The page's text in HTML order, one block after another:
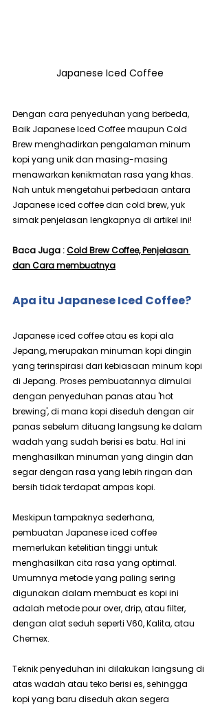
Japanese Iced Coffee
Dengan cara penyeduhan yang berbeda,
Baik Japanese Iced Coffee maupun Cold
Brew menghadirkan pengalaman minum
kopi yang unik dan masing-masing
menawarkan kenikmatan rasa yang khas.
Nah untuk mengetahui perbedaan antara
Japanese iced coffee dan cold brew, yuk
simak penjelasan lengkapnya di artikel ini!
Baca Juga : Cold Brew Coffee, Penjelasan
dan Cara membuatnya
Apa itu Japanese Iced Coffee?
Japanese iced coffee atau es kopi ala
Jepang, merupakan minuman kopi dingin
yang terinspirasi dari kebiasaan minum kopi
di Jepang. Proses pembuatannya dimulai
dengan penyeduhan panas atau 'hot
brewing', di mana kopi diseduh dengan air
panas sebelum dituang langsung ke dalam
wadah yang sudah berisi es batu. Hal ini
menghasilkan minuman yang dingin dan
segar dengan rasa yang lebih ringan dan
bersih tidak terdapat ampas kopi.
Meskipun tampaknya sederhana,
pembuatan Japanese iced coffee
memerlukan ketelitian tinggi untuk
menghasilkan cita rasa yang optimal.
Umumnya metode yang paling sering
digunakan dalam membuat es kopi ini
adalah metode pour over, drip, atau filter,
dengan alat seduh seperti V60, Kalita, atau
Chemex.
Teknik penyeduhan ini dilakukan langsung di
atas wadah atau teko berisi es, sehingga
kopi yang baru diseduh akan segera